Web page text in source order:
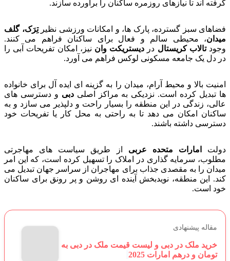
گرفته اند تا نیازهای روزمره ساکنان را برآورده سازند.
فضاهای سبز گسترده، پارک ها، و امکانات ورزشی نظیرتِرَک، گلف
میدان، محیطی سالم و فعال برای ساکنان فراهم می کنند.
وجودتالاب کریستال در دیستریکت وان نیز، امکان تفریحات آبی را
در دل یک جامعه مسکونی لوکس فراهم می آورد.
امنیت بالا و محیط آرام، میدان را به گزینه ای ایده آل برای خانواده
ها تبدیل کرده است. نزدیکی به مراکز اصلیدبی و دسترسی های
عالی، زندگی در این منطقه را بسیار راحت و دلپذیر می سازد و به
ساکنان امکان می دهد تا به راحتی به محل کار یا تفریحات خود
دسترسی داشته باشند.
دولت امارات متحده عربی از طریق سیاست های مهاجرتی
مطلوب، سرمایه گذاری در املاک را تسهیل کرده است، که این امر
میدان را به مقصدی جذاب برای مهاجران از سراسر جهان تبدیل می
کند. این منطقه، نویدبخش آینده ای روشن و پر رونق برای ساکنان
خود است.
مقاله پیشنهادی
خرید ملک در دبی و لیست قیمت ملک در دبی به
تومان و درهم امارات 2025